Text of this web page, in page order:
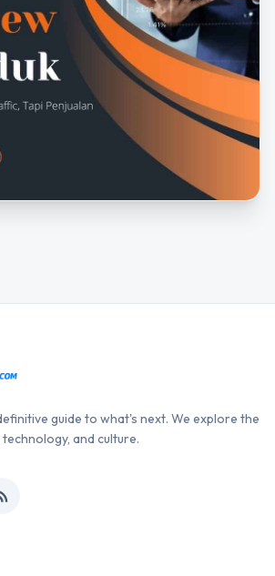
guide to what's next. We explore the
and culture.